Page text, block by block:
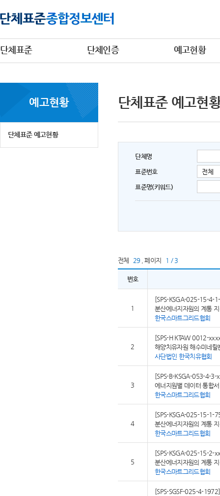
단체표준 단체인증 예고현황
예고현황
단체표준 예고현황
단체표준 예고현
단체명
표준번호
표준명(키워드)
전체 29 페이지 1 / 3
번호
1
[SPS-KSGA-025-15-4-
분산에너지자원의 계통
한국스마트그리드협회
2
[SPS-H KTAW 0012-
해양치유자원 해수미네랄
사단법인 한국치유협회
3
[SPS-B-KSGA-053-4-3-
에너지원별 데이터 통합
한국스마트그리드협회
4
[SPS-KSGA-025-15-1-
분산에너지자원의 계통
한국스마트그리드협회
5
[SPS-KSGA-025-15-2-
분산에너지자원의 계통
한국스마트그리드협회
[SPS-SGSF-025-4-1972]